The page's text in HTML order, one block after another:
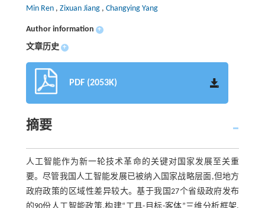
Min Ren , Zixuan Jiang , Changying Yang
Author information +
文章历史 +
PDF (2053K)
摘要
人工智能作为新一轮技术革命的关键对国家发展至关重
要。尽管我国人工智能发展已被纳入国家战略层面,但地方
政府政策的区域性差异较大。基于我国27个省级政府发布